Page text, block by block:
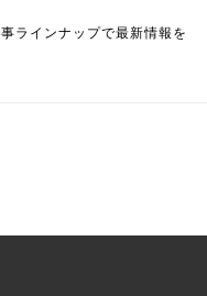
ラインナップで最新情報を